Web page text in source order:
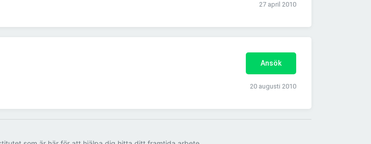
27 april 2010
Ansök
20 augusti 2010